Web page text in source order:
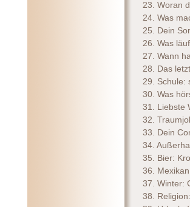
23. Woran
24. Was
25. Dein
26. Was
27. Wann
28. Das
29. Schule:
30. Was
31. Liebste
32.
33. Dein
34.
35. Bier:
36.
37. Winter:
38.